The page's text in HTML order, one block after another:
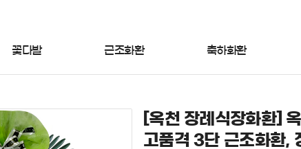
꽃다발 근조화환 축하화환
[옥천 장례식장화환]
고품격 3단 근조화환,